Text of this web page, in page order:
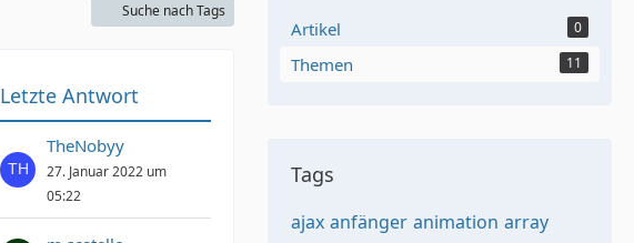
Suche nach Tags
Letzte Antwort
TheNobyy
27. Januar 2022 um
05:22
Artikel 0
Themen 11
Tags
ajax anfänger animation array